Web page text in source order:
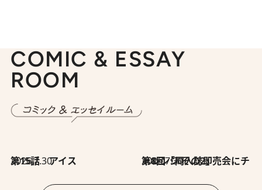
COMIC & ESSAY
ROOM
2026.7.30
第15話 アイス 2026.7.30
第8回「同人誌即売会にチャレンジ その2」